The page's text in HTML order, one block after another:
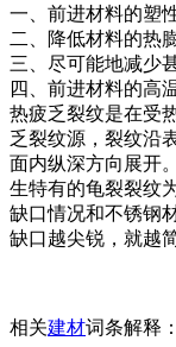
一、前进材料的塑
二、降低材料的热
三、尽可能地减少
四、前进材料的高
热疲乏裂纹是在受
乏裂纹源，裂纹沿
面内纵深方向展开
生特有的龟裂裂纹
缺口情况和不锈钢
缺口越尖锐，就越
相关建材词条解释：